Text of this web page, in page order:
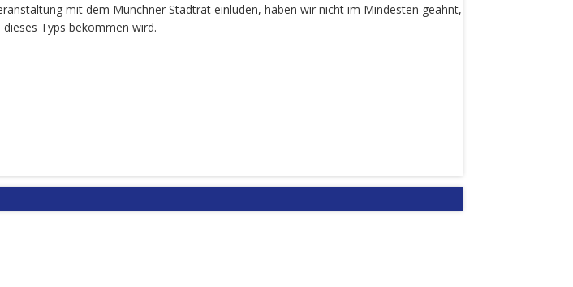
mit dem Münchner Stadtrat einluden, haben wir nicht im Mindesten geahnt,
Typs bekommen wird.